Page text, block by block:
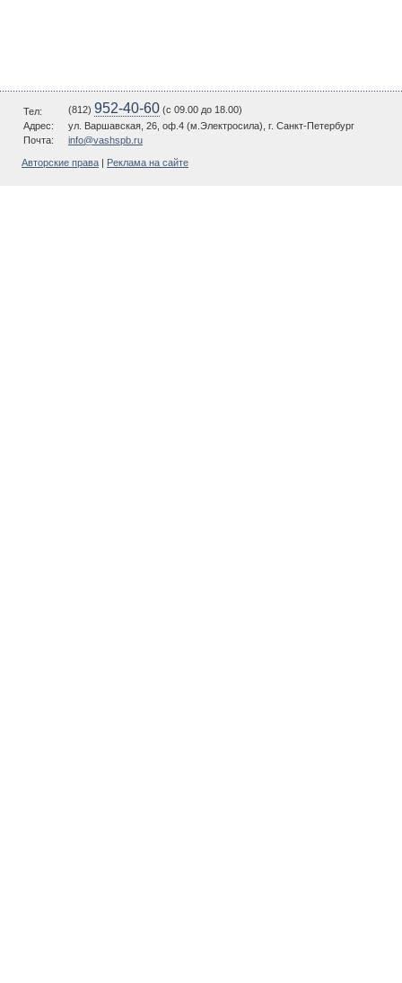
Тел: (812) 952-40-60 (c 09.00 до 18.00)
Адрес:
ул. Варшавская, 26, оф.4 (м.Электросила), г. Санкт-Петербург
Почта:
info@vashspb.ru
Авторские права Реклама на сайте